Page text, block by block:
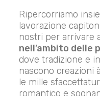
Ripercorriamo
lavorazione
nostri per arrivare
nell’ambito delle
dove tradizione e
nascono creazioni
le mille
romantico e